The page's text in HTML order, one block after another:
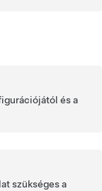
és a
szükséges a